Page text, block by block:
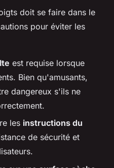
doit se faire dans le
pour éviter les
est requise lorsque
Bien qu'amusants,
dangereux s'ils ne
les instructions du
de sécurité et